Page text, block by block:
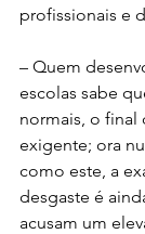
profissionais e
– Quem
escolas sabe
normais, o
exigente; ora
como este, a
desgaste é
acusam um